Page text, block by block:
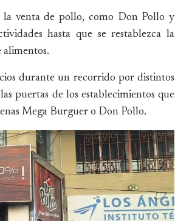
la venta de pollo, como Don Pollo y
hasta que se restablezca la
alimentos.
durante un recorrido por distintos
puertas de los establecimientos que
Mega Burguer o Don Pollo.